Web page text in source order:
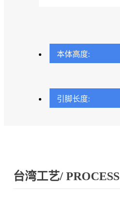
本体高度:
引脚长度:
台湾工艺/ PROCESS